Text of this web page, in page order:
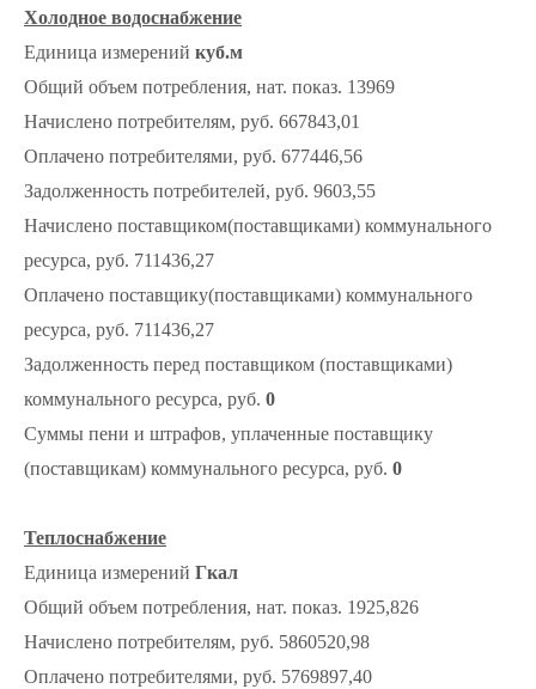
Холодное водоснабжение
Единица измерений куб.м
Общий объем потребления, нат. показ. 13969
Начислено потребителям, руб. 667843,01
Оплачено потребителями, руб. 677446,56
Задолженность потребителей, руб. 9603,55
Начислено поставщиком(поставщиками) коммунального
ресурса, руб. 711436,27
Оплачено поставщику(поставщиками) коммунального
ресурса, руб. 711436,27
Задолженность перед поставщиком (поставщиками)
коммунального ресурса, руб. 0
Суммы пени и штрафов, уплаченные поставщику
(поставщикам) коммунального ресурса, руб. 0
Теплоснабжение
Единица измерений Гкал
Общий объем потребления, нат. показ. 1925,826
Начислено потребителям, руб. 5860520,98
Оплачено потребителями, руб. 5769897,40